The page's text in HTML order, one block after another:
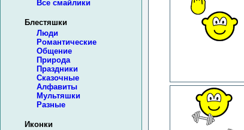
Все смайлики
Блестяшки
Люди
Романтические
Общение
Природа
Праздники
Сказочные
Алфавиты
Мультяшки
Разные
Иконки